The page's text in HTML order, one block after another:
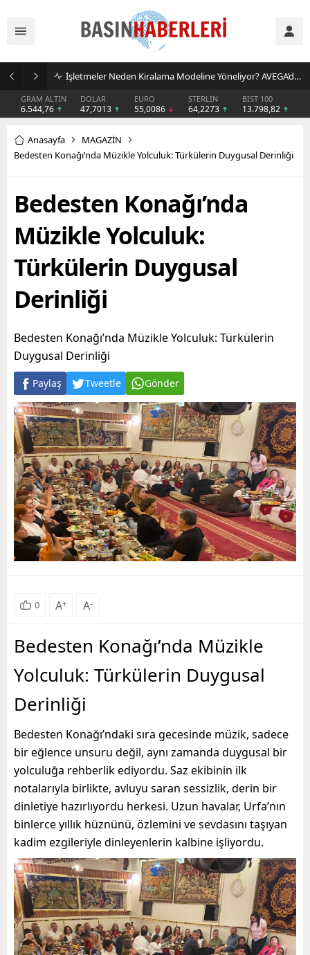
İşletmeler Neden Kiralama Modeline Yöneliyor? AVEGA’dan Esnek Temizlik Çözümü
GRAM ALTIN
6.544,76
DOLAR
47,7013
EURO
55,0086
STERLİN
64,2273
BIST 100
13.798,82
Anasayfa
MAGAZİN
Bedesten Konağı’nda Müzikle Yolculuk: Türkülerin Duygusal Derinliği
Bedesten Konağı’nda
Müzikle Yolculuk:
Türkülerin Duygusal
Derinliği
Bedesten Konağı’nda Müzikle Yolculuk: Türkülerin
Duygusal Derinliği
Paylaş Tweetle Gönder
0 A+ A-
Bedesten Konağı’nda Müzikle
Yolculuk: Türkülerin Duygusal
Derinliği
Bedesten Konağı’ndaki sıra gecesinde müzik, sadece
bir eğlence unsuru değil, aynı zamanda duygusal bir
yolculuğa rehberlik ediyordu. Saz ekibinin ilk
notalarıyla birlikte, avluyu saran sessizlik, derin bir
dinletiye hazırlıyordu herkesi. Uzun havalar, Urfa’nın
binlerce yıllık hüznünü, özlemini ve sevdasını taşıyan
kadim ezgileriyle dinleyenlerin kalbine işliyordu.